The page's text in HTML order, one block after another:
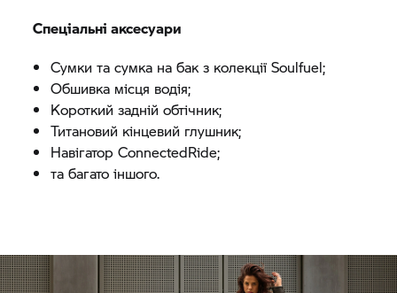
Спеціальні аксесуари
Сумки та сумка на бак з колекції Soulfuel;
Обшивка місця водія;
Короткий задній обтічник;
Титановий кінцевий глушник;
Навігатор ConnectedRide;
та багато іншого.